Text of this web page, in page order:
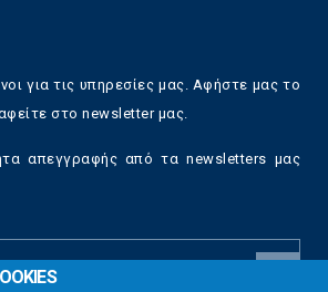
για τις υπηρεσίες μας. Αφήστε μας το
στο newsletter μας.
απεγγραφής από τα newsletters μας